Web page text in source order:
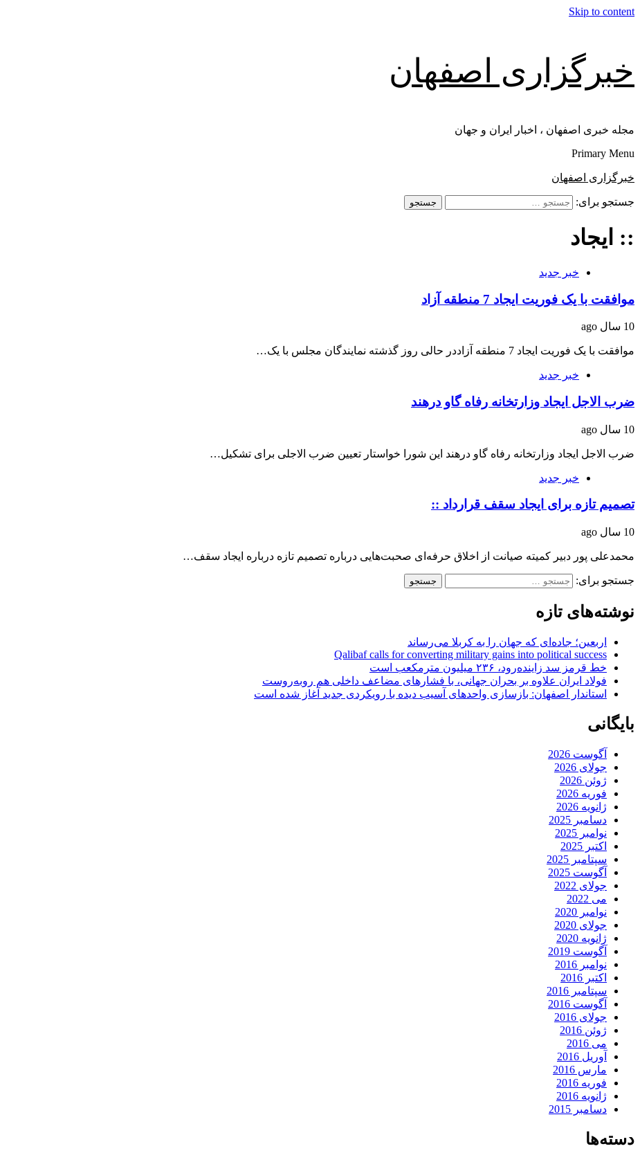
Skip to content
خبرگزاری اصفهان
مجله خبری اصفهان ، اخبار ایران و جهان
Primary Menu
خبرگزاری اصفهان
جستجو برای:
:: ایجاد
خبر جدید
موافقت با یک فوریت ایجاد 7 منطقه آزاد
10 سال ago
موافقت با یک فوریت ایجاد 7 منطقه آزاددر حالی روز گذشته نمایندگان مجلس با یک…
خبر جدید
ضرب الاجل ایجاد وزارتخانه رفاه گاو درهند
10 سال ago
ضرب الاجل ایجاد وزارتخانه رفاه گاو درهند این شورا خواستار تعیین ضرب الاجلی برای تشکیل…
خبر جدید
تصمیم تازه برای ایجاد سقف قرارداد ::
10 سال ago
محمدعلی پور دبیر کمیته صیانت از اخلاق حرفه‌ای صحبت‌هایی درباره تصمیم تازه درباره ایجاد سقف…
جستجو برای:
نوشته‌های تازه
اربعین؛ جاده‌ای که جهان را به کربلا می‌رساند
Qalibaf calls for converting military gains into political success
خط قرمز سد زاینده‌رود، ۲۳۶ میلیون مترمکعب است
فولاد ایران علاوه بر بحران جهانی، با فشارهای مضاعف داخلی هم روبه‌روست
استاندار اصفهان: بازسازی واحدهای آسیب دیده با رویکردی جدید آغاز شده است
بایگانی
آگوست 2026
جولای 2026
ژوئن 2026
فوریه 2026
ژانویه 2026
دسامبر 2025
نوامبر 2025
اکتبر 2025
سپتامبر 2025
آگوست 2025
جولای 2022
می 2022
نوامبر 2020
جولای 2020
ژانویه 2020
آگوست 2019
نوامبر 2016
اکتبر 2016
سپتامبر 2016
آگوست 2016
جولای 2016
ژوئن 2016
می 2016
آوریل 2016
مارس 2016
فوریه 2016
ژانویه 2016
دسامبر 2015
دسته‌ها